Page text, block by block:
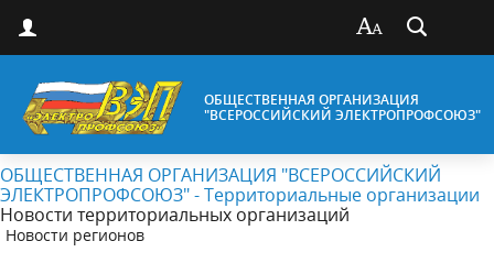
ОБЩЕСТВЕННАЯ ОРГАНИЗАЦИЯ
"ВСЕРОССИЙСКИЙ ЭЛЕКТРОПРОФСОЮЗ"
ОБЩЕСТВЕННАЯ ОРГАНИЗАЦИЯ "ВСЕРОССИЙСКИЙ
ЭЛЕКТРОПРОФСОЮЗ" - Территориальные организации
Новости территориальных организаций
Новости регионов